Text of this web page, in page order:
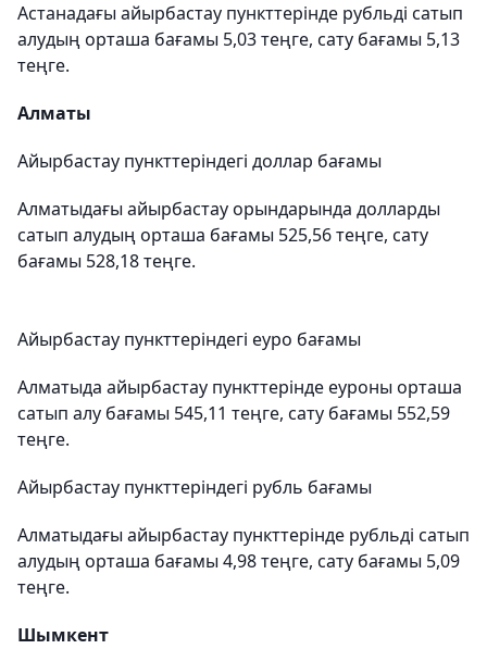
Астанадағы айырбастау пункттерінде рубльді сатып
алудың орташа бағамы 5,03 теңге, сату бағамы 5,13
теңге.
Алматы
Айырбастау пункттеріндегі доллар бағамы
Алматыдағы айырбастау орындарында долларды
сатып алудың орташа бағамы 525,56 теңге, сату
бағамы 528,18 теңге.
Айырбастау пункттеріндегі еуро бағамы
Алматыда айырбастау пункттерінде еуроны орташа
сатып алу бағамы 545,11 теңге, сату бағамы 552,59
теңге.
Айырбастау пункттеріндегі рубль бағамы
Алматыдағы айырбастау пункттерінде рубльді сатып
алудың орташа бағамы 4,98 теңге, сату бағамы 5,09
теңге.
Шымкент